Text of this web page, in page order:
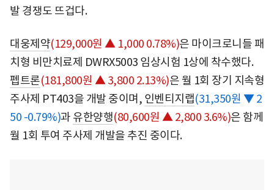
발 경쟁도 뜨겁다.
대웅제약(129,000원 ▲ 1,000 0.78%)은 마이크로니들 패
치형 비만치료제 DWRX5003 임상시험 1상에 착수했다.
펩트론(181,800원 ▲ 3,800 2.13%)은 월 1회 장기 지속형
주사제 PT403을 개발 중이며, 인벤티지랩(31,350원 ▼ 2
50 -0.79%)과 유한양행(80,600원 ▲ 2,800 3.6%)은 함께
월 1회 투여 주사제 개발을 추진 중이다.